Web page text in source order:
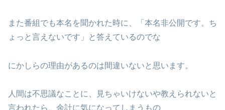
また番組でも本名を聞かれた時に、「本名非公開です。ち
ょっと言えないです」と答えているのでな
にかしらの理由があるのは間違いないと思います。
人間は不思議なことに、見ちゃいけないや教えられないと
言われたら、余計に気になってしまうもの